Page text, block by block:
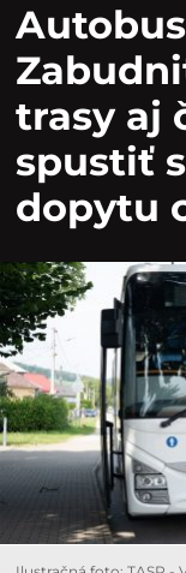
trasy aj
spustiť
dopytu